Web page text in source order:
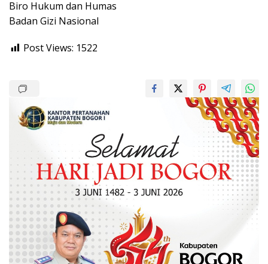
Biro Hukum dan Humas
Badan Gizi Nasional
Post Views: 1522